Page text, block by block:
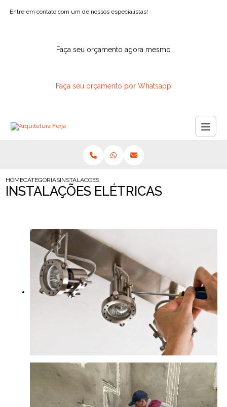
Entre em contato com um de nossos especialistas!
Faça seu orçamento agora mesmo
Faça seu orçamento por Whatsapp
HOMECATEGORIASINSTALACOES ELETRICAS
INSTALAÇÕES ELÉTRICAS